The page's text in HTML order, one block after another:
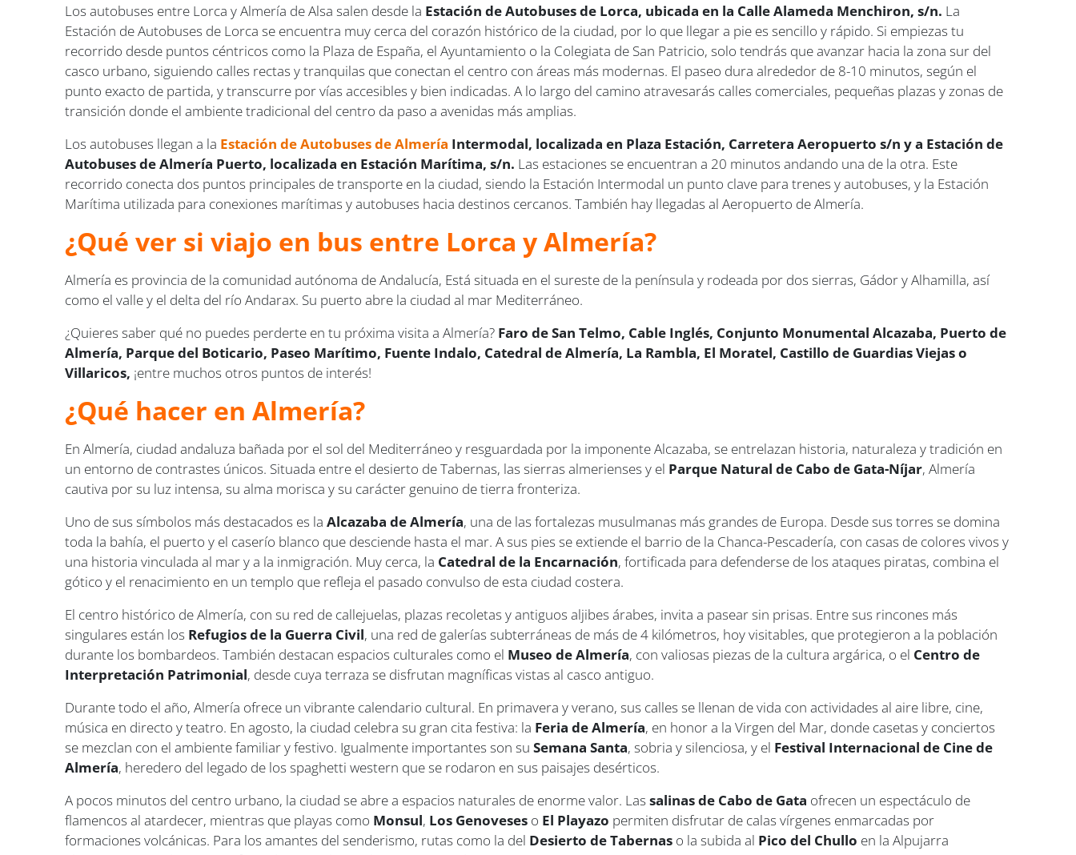
Los autobuses entre Lorca y Almería de Alsa salen desde la Estación de Autobuses de Lorca, ubicada en la Calle Alameda Menchiron, s/n. La
Estación de Autobuses de Lorca se encuentra muy cerca del corazón histórico de la ciudad, por lo que llegar a pie es sencillo y rápido. Si empiezas tu
recorrido desde puntos céntricos como la Plaza de España, el Ayuntamiento o la Colegiata de San Patricio, solo tendrás que avanzar hacia la zona sur del
casco urbano, siguiendo calles rectas y tranquilas que conectan el centro con áreas más modernas. El paseo dura alrededor de 8-10 minutos, según el
punto exacto de partida, y transcurre por vías accesibles y bien indicadas. A lo largo del camino atravesarás calles comerciales, pequeñas plazas y zonas de
transición donde el ambiente tradicional del centro da paso a avenidas más amplias.
Los autobuses llegan a la Estación de Autobuses de Almería Intermodal, localizada en Plaza Estación, Carretera Aeropuerto s/n y a Estación de
Autobuses de Almería Puerto, localizada en Estación Marítima, s/n. Las estaciones se encuentran a 20 minutos andando una de la otra. Este
recorrido conecta dos puntos principales de transporte en la ciudad, siendo la Estación Intermodal un punto clave para trenes y autobuses, y la Estación
Marítima utilizada para conexiones marítimas y autobuses hacia destinos cercanos. También hay llegadas al Aeropuerto de Almería.
¿Qué ver si viajo en bus entre Lorca y Almería?
Almería es provincia de la comunidad autónoma de Andalucía, Está situada en el sureste de la península y rodeada por dos sierras, Gádor y Alhamilla, así
como el valle y el delta del río Andarax. Su puerto abre la ciudad al mar Mediterráneo.
¿Quieres saber qué no puedes perderte en tu próxima visita a Almería? Faro de San Telmo, Cable Inglés, Conjunto Monumental Alcazaba, Puerto de
Almería, Parque del Boticario, Paseo Marítimo, Fuente Indalo, Catedral de Almería, La Rambla, El Moratel, Castillo de Guardias Viejas o
Villaricos, ¡entre muchos otros puntos de interés!
¿Qué hacer en Almería?
En Almería, ciudad andaluza bañada por el sol del Mediterráneo y resguardada por la imponente Alcazaba, se entrelazan historia, naturaleza y tradición en
un entorno de contrastes únicos. Situada entre el desierto de Tabernas, las sierras almerienses y el Parque Natural de Cabo de Gata-Níjar, Almería
cautiva por su luz intensa, su alma morisca y su carácter genuino de tierra fronteriza.
Uno de sus símbolos más destacados es laAlcazaba de Almería, una de las fortalezas musulmanas más grandes de Europa. Desde sus torres se domina
toda la bahía, el puerto y el caserío blanco que desciende hasta el mar. A sus pies se extiende el barrio de la Chanca-Pescadería, con casas de colores vivos y
una historia vinculada al mar y a la inmigración. Muy cerca, la Catedral de la Encarnación, fortificada para defenderse de los ataques piratas, combina el
gótico y el renacimiento en un templo que refleja el pasado convulso de esta ciudad costera.
El centro histórico de Almería, con su red de callejuelas, plazas recoletas y antiguos aljibes árabes, invita a pasear sin prisas. Entre sus rincones más
singulares están los Refugios de la Guerra Civil, una red de galerías subterráneas de más de 4 kilómetros, hoy visitables, que protegieron a la población
durante los bombardeos. También destacan espacios culturales como el Museo de Almería, con valiosas piezas de la cultura argárica, o el Centro de
Interpretación Patrimonial, desde cuya terraza se disfrutan magníficas vistas al casco antiguo.
Durante todo el año, Almería ofrece un vibrante calendario cultural. En primavera y verano, sus calles se llenan de vida con actividades al aire libre, cine,
música en directo y teatro. En agosto, la ciudad celebra su gran cita festiva: la Feria de Almería, en honor a la Virgen del Mar, donde casetas y conciertos
se mezclan con el ambiente familiar y festivo. Igualmente importantes son suSemana Santa, sobria y silenciosa, y el Festival Internacional de Cine de
Almería, heredero del legado de los spaghetti western que se rodaron en sus paisajes desérticos.
A pocos minutos del centro urbano, la ciudad se abre a espacios naturales de enorme valor. Lassalinas de Cabo de Gata ofrecen un espectáculo de
flamencos al atardecer, mientras que playas como Monsul, Los Genoveses o El Playazo permiten disfrutar de calas vírgenes enmarcadas por
formaciones volcánicas. Para los amantes del senderismo, rutas como la del Desierto de Tabernas o la subida al Pico del Chullo en la Alpujarra